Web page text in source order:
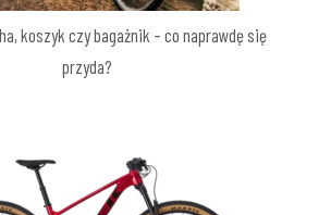
koszyk czy bagażnik – co naprawdę się
przyda?